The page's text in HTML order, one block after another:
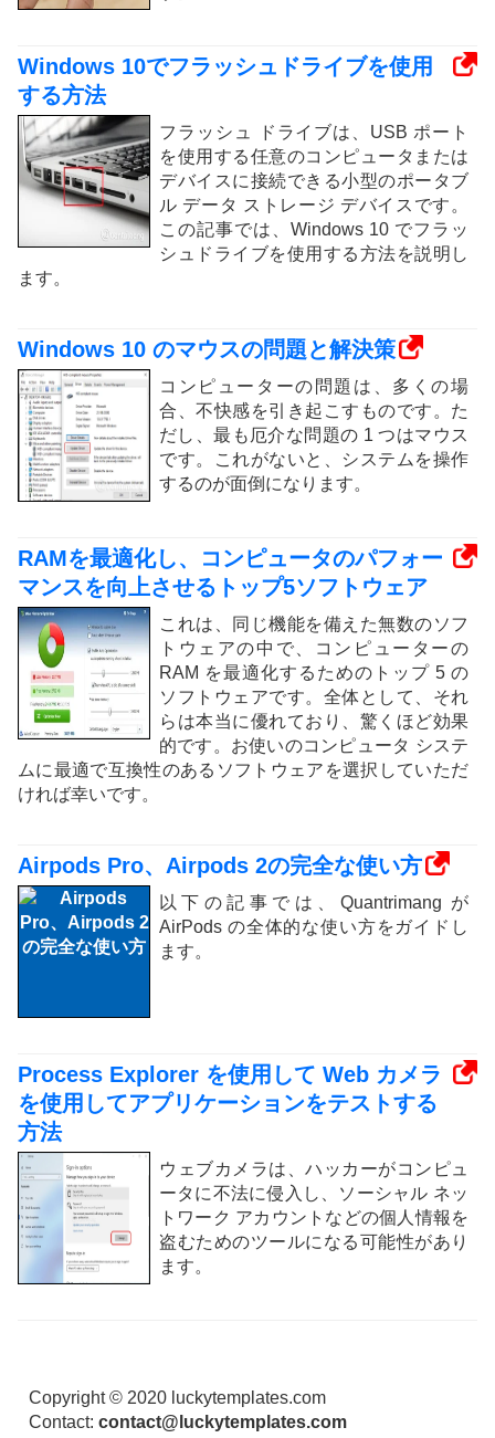
Windows 10でフラッシュドライブを使用
する方法
フラッシュ ドライブは、USB ポート
を使用する任意のコンピュータまたは
デバイスに接続できる小型のポータブ
ル データ ストレージ デバイスです。
この記事では、Windows 10 でフラッ
シュドライブを使用する方法を説明し
ます。
Windows 10 のマウスの問題と解決策
コンピューターの問題は、多くの場
合、不快感を引き起こすものです。た
だし、最も厄介な問題の 1 つはマウス
です。これがないと、システムを操作
するのが面倒になります。
RAMを最適化し、コンピュータのパフォー
マンスを向上させるトップ5ソフトウェア
これは、同じ機能を備えた無数のソフ
トウェアの中で、コンピューターの
RAM を最適化するためのトップ 5 の
ソフトウェアです。全体として、それ
らは本当に優れており、驚くほど効果
的です。お使いのコンピュータ システ
ムに最適で互換性のあるソフトウェアを選択していただ
ければ幸いです。
Airpods Pro、Airpods 2の完全な使い方
以下の記事では、Quantrimang が
AirPods の全体的な使い方をガイドし
ます。
Process Explorer を使用して Web カメラ
を使用してアプリケーションをテストする
方法
ウェブカメラは、ハッカーがコンピュ
ータに不法に侵入し、ソーシャル ネッ
トワーク アカウントなどの個人情報を
盗むためのツールになる可能性があり
ます。
Copyright © 2020 luckytemplates.com
Contact: contact@luckytemplates.com